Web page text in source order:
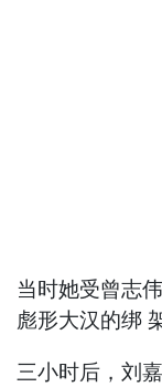
当时她受曾志
彪形大汉的绑
三小时后，刘